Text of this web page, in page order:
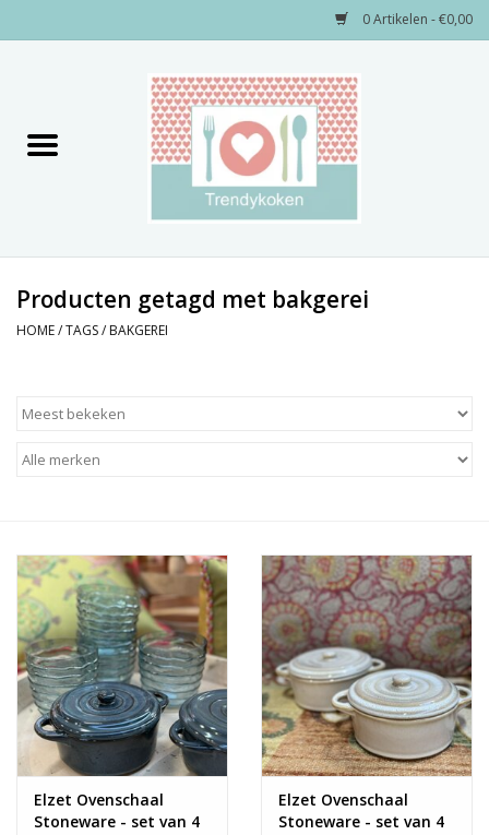
0 Artikelen - €0,00
Decoratie
Textiel
NIEUW!
Sale!
Kleuren
Producten getagd met bakgerei
HOME/TAGS/ BAKGEREI
Elzet Ovenschaal
Stoneware - set van 4
Elzet Ovenschaal
Stoneware - set van 4